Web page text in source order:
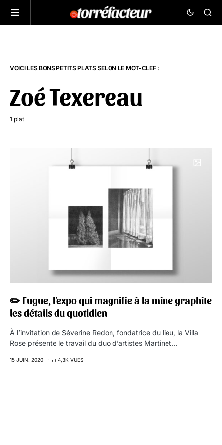
VOICI LES BONS PETITS PLATS SELON LE MOT-CLEF :
Zoé Texereau
1 plat
✏️ Fugue, l’expo qui magnifie à la mine graphite
les détails du quotidien
À l’invitation de Séverine Redon, fondatrice du lieu, la Villa
Rose présente le travail du duo d’artistes Martinet…
15 JUIN. 2020 4,3K VUES